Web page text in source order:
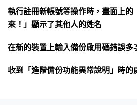
執行註冊新帳號等操作時，畫面上的
來！」顯示了其他人的姓名
在新的裝置上輸入備份啟用碼錯誤多
收到「進階備份功能異常說明」時的